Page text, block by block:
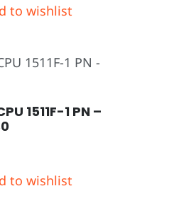
to wishlist
1511F-1 PN –
to wishlist